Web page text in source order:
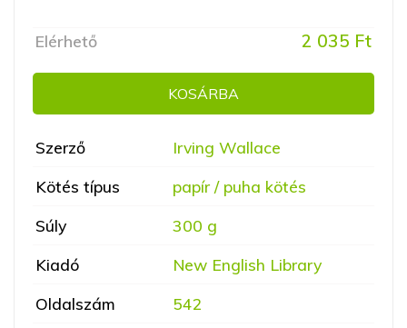
Elérhető 2 035 Ft
KOSÁRBA
Szerző
Irving Wallace
Kötés típus
papír / puha kötés
Súly
300 g
Kiadó
New English Library
Oldalszám
542